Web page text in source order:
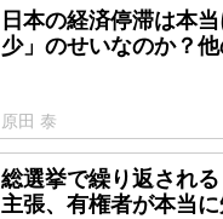
日本の経済停滞は本
少」のせいなのか？
原田 泰
総選挙で繰り返され
主張、有権者が本当